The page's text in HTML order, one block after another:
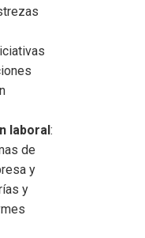
laboral :
de
y
y